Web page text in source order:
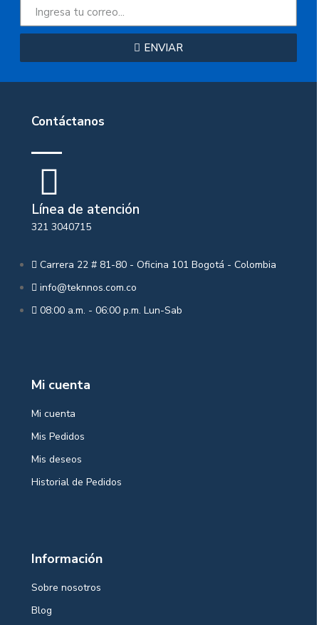
ENVIAR
Contáctanos
Línea de atención
321 3040715
Carrera 22 # 81-80 - Oficina 101 Bogotá - Colombia
info@teknnos.com.co
08:00 a.m. - 06:00 p.m. Lun-Sab
Mi cuenta
Mi cuenta
Mis Pedidos
Mis deseos
Historial de Pedidos
Información
Sobre nosotros
Blog